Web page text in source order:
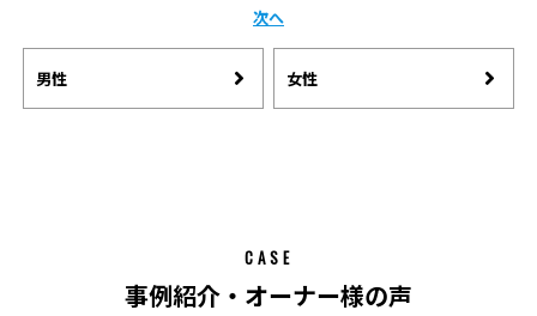
次へ
男性 女性
CASE
事例紹介・オーナー様の声